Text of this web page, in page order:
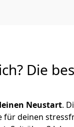
Die
Neustart.
für deinen